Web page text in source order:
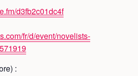
d3fb2c01dc4f
fr/d/event/novelists-
: